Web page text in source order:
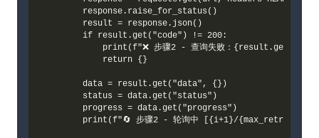
        response.raise_for_status()
        result = response.json()
        if result.get("code") != 200:
print(f"❌ 步骤2 - 查询失败：
            return {}
        data = result.get("data", {})
        status = data.get("status")
        progress = data.get("progress")
print(f"🔄 步骤2 - 轮询中 [{i+1}/{max_retry}] |